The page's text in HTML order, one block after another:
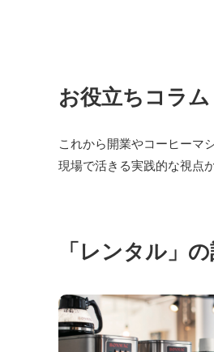
お役立ちコラム
これから開業やコーヒーマ
現場で活きる実践的な視点
「レンタル」